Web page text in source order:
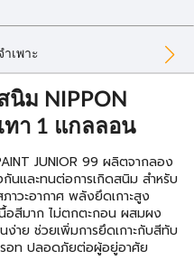
เพาะ
ม NIPPON
ทา 1 แกลลอน
JUNIOR 99 ผลิตจากลอง
และทนต่อการเกิดสนิม สำหรับ
าวะอากาศ พลังยึดเกาะสูง
อสีมาก ไม่ตกตะกอน ผสมผง
ง่าย ช่วยเพิ่มการยึดเกาะกับสีทับ
รอท ปลอดภัยต่อผู้อยู่อาศัย